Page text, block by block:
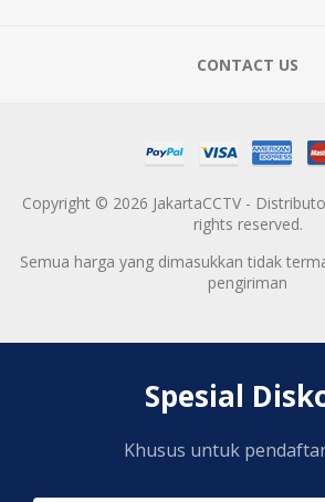
CONTACT US
Copyright © 2026 JakartaCCTV -
rights reserved.
Semua harga yang dimasukkan tidak
pengiriman
Spesial
Khusus untuk